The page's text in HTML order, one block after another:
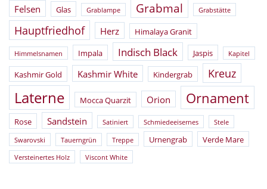
Felsen Glas Grablampe Grabmal Grabstätte
Hauptfriedhof Herz Himalaya Granit
Himmelsnamen Impala Indisch Black Jaspis Kapitel
Kashmir Gold Kashmir White Kindergrab Kreuz
Laterne Mocca Quarzit Orion Ornament
Rose Sandstein Satiniert Schmiedeeisernes Stele
Swarovski Tauerngrün Treppe Urnengrab Verde Mare
Versteinertes Holz Viscont White